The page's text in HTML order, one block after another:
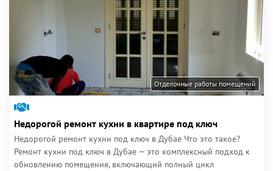
Отделочные работы помещений
Недорогой ремонт кухни в квартире под ключ
Недорогой ремонт кухни под ключ в Дубае Что это такое?
Ремонт кухни под ключ в Дубае — это комплексный подход к
обновлению помещения, включающий полный цикл